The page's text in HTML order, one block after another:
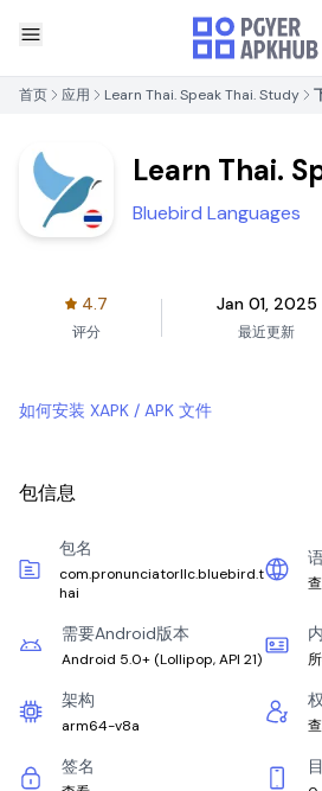
首页 应用 Learn Thai. Speak Thai. Study
Learn Thai.
Study
Bluebird Languages
4.7
评分
Jan 01, 2025
最近更新
如何安装 XAPK / APK 文件
包信息
包名
com.pronunciatorllc.bluebird.t
hai
需要Android版本
Android 5.0+ (Lollipop, API 21)
架构
arm64-v8a
签名